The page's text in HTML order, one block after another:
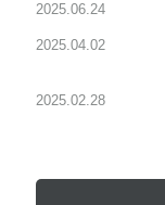
2025.06.24
2025.04.02
2025.02.28